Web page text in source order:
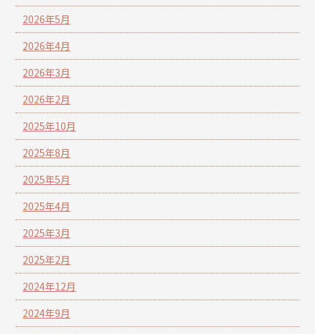
2026年5月
2026年4月
2026年3月
2026年2月
2025年10月
2025年8月
2025年5月
2025年4月
2025年3月
2025年2月
2024年12月
2024年9月